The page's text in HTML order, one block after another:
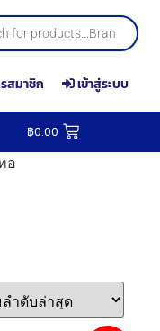
สมาชิก เข้าสู่ระบบ
฿0.00
อ